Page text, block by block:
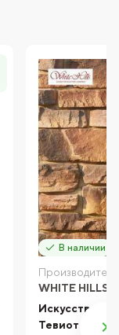
В наличии
WHITE HILLS
Тевиот 701-